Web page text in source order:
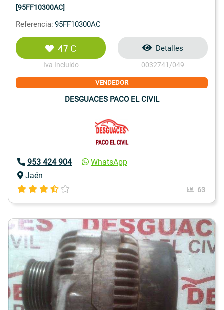
[95FF10300AC]
Referencia: 95FF10300AC
47 €
Iva Incluido
Detalles
0032741/049
VENDEDOR
DESGUACES PACO EL CIVIL
953 424 904
WhatsApp
Jaén
63